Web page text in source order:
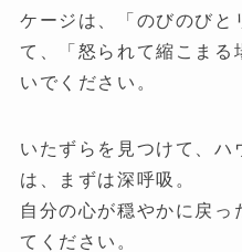
ケージは、「のびのびと
て、「怒られて縮こまる
いでください。
いたずらを見つけて、ハ
は、まずは深呼吸。
自分の心が穏やかに戻っ
てください。